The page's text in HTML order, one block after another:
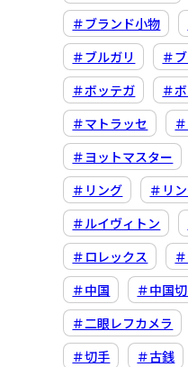
＃ブランド小物
＃ブルガリ
＃
＃ボッテガ
＃
＃マトラッセ
＃ヨットマスター
＃リング
＃リ
＃ルイヴィトン
＃ロレックス
＃中国
＃中国
＃二眼レフカメラ
＃切手
＃古銭